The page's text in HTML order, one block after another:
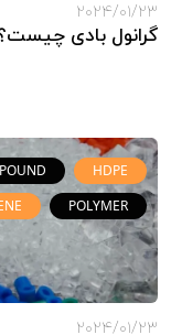
2024/01/23
گرانول بادی
HDPE
POLYMER
2024/01/23